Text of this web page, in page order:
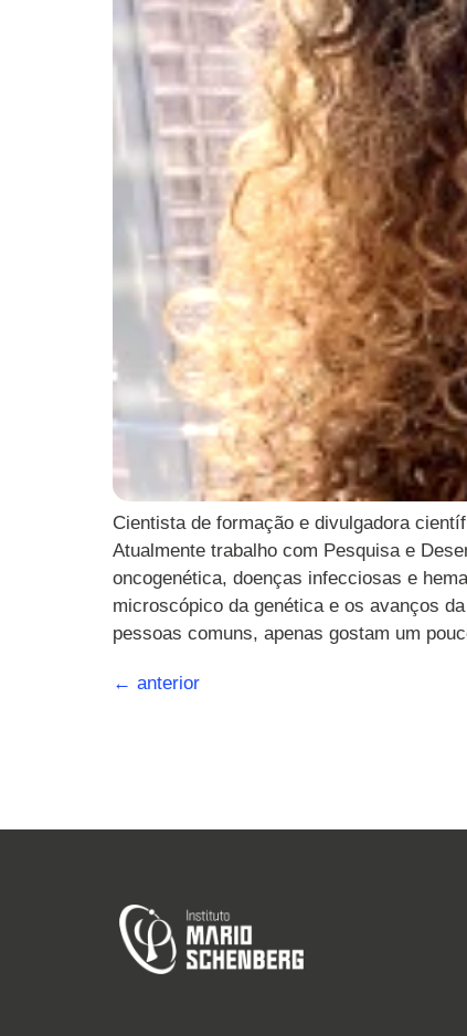
Cientista de formação e divulgadora
Atualmente trabalho com Pesquisa e
oncogenética, doenças infecciosas e
microscópico da genética e os avanços
pessoas comuns, apenas gostam um
← anterior